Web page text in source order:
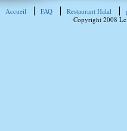
Accueil FAQ Restaurant Halal
Copyright 2008